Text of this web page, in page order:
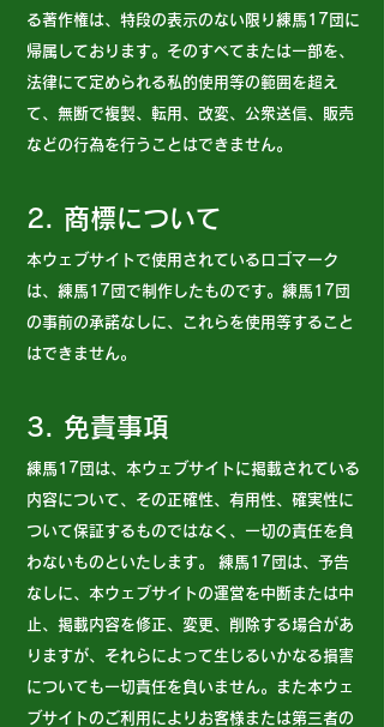
る著作権は、特段の表示のない限り練馬17団 に
帰属しております。そのすべてまたは一部を、
法律にて定められる私的使用等の範囲を超え
て、無断で複製、転用、改変、公衆送信、販売
などの行為を行うことはできません。
2. 商標について
本ウェブサイトで使用されているロゴマーク
は、 練馬17団で制作したものです。 練馬17団
の事前の承諾なしに、これらを使用等すること
はできません。
3. 免責事項
練馬17団 は、本ウェブサイトに掲載されている
内容について、その正確性、有用性、確実性に
ついて保証するものではなく、一切の責任を負
わないものといたします。 練馬17団 は、予告
なしに、本ウェブサイトの運営を中断または中
止、掲載内容を修正、変更、削除する場合があ
りますが、それらによって生じるいかなる損害
についても一切責任を負いません。また本ウェ
ブサイトのご利用によりお客様または第三者の